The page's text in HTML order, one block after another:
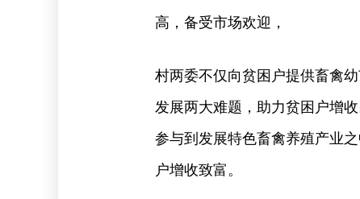
高，备受市场欢迎，
村两委不仅向贫困户提供畜禽
发展两大难题，助力贫困户增
参与到发展特色畜禽养殖产业
户增收致富。